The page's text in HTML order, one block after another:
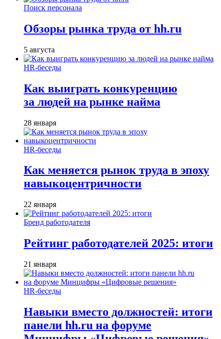
Поиск персонала
Обзоры рынка труда от hh.ru
5 августа
HR-беседы
Как выиграть конкуренцию
за людей на рынке найма
28 января
HR-беседы
Как меняется рынок труда в эпоху
навыкоцентричности
22 января
Бренд работодателя
Рейтинг работодателей 2025: итоги
21 января
HR-беседы
Навыки вместо должностей: итоги
панели hh.ru на форуме